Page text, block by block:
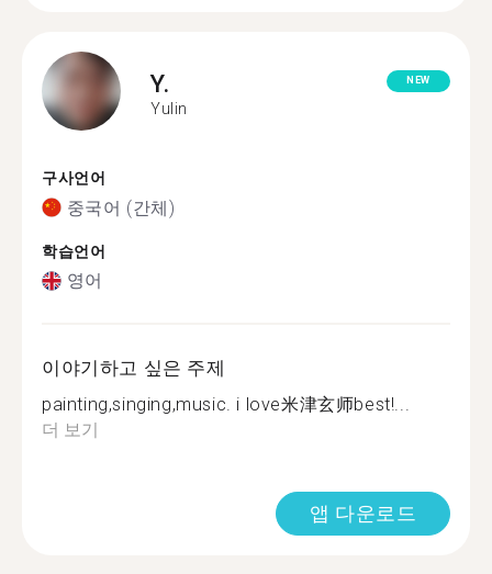
Y.
Yulin
NEW
구사언어
중국어 (간체)
학습언어
영어
이야기하고 싶은 주제
painting,singing,music. i love米津玄师best!...
더 보기
앱 다운로드